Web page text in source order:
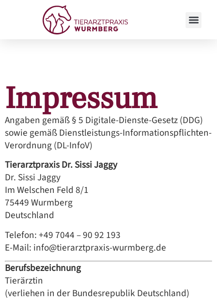
Impressum
Angaben gemäß § 5 Digitale-Dienste-Gesetz (DDG)
sowie gemäß Dienstleistungs-Informationspflichten-
Verordnung (DL-InfoV)
Tierarztpraxis Dr. Sissi Jaggy
Dr. Sissi Jaggy
Im Welschen Feld 8/1
75449 Wurmberg
Deutschland
Telefon: +49 7044 – 90 92 193
E-Mail: info@tierarztpraxis-wurmberg.de
Berufsbezeichnung
Tierärztin
(verliehen in der Bundesrepublik Deutschland)